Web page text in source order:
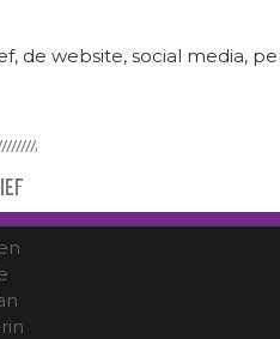
de website, social media,